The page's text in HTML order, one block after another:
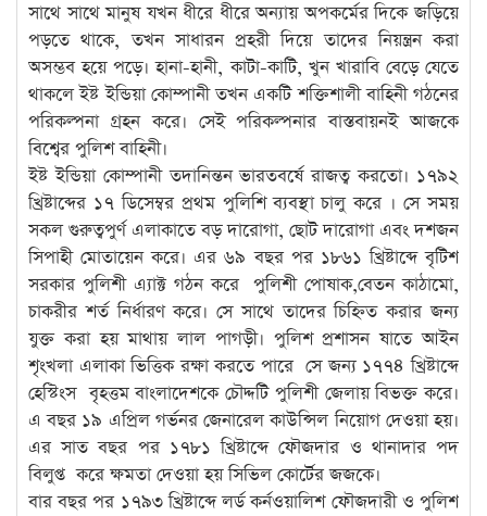
সাথে সাথে মানুষ যখন ধীরে ধীরে অন্যায় অপকর্মের দিকে জড়িয়ে
পড়তে থাকে, তখন সাধারন প্রহরী দিয়ে তাদের নিয়ন্ত্রন করা
অসম্ভব হয়ে পড়ে। হানা-হানী, কাটা-কাটি, খুন খারাবি বেড়ে যেতে
থাকলে ইষ্ট ইন্ডিয়া কোম্পানী তখন একটি শক্তিশালী বাহিনী গঠনের
পরিকল্পনা গ্রহন করে। সেই পরিকল্পনার বাস্তবায়নই আজকে
বিশ্বের পুলিশ বাহিনী।
ইষ্ট ইন্ডিয়া কোম্পানী তদানিন্তন ভারতবর্ষে রাজত্ব করতো। ১৭৯২
খ্রিষ্টাব্দের ১৭ ডিসেম্বর প্রথম পুলিশি ব্যবস্থা চালু করে । সে সময়
সকল গুরুত্বপুর্ণ এলাকাতে বড় দারোগা, ছোট দারোগা এবং দশজন
সিপাহী মোতায়েন করে। এর ৬৯ বছর পর ১৮৬১ খ্রিষ্টাব্দে বৃটিশ
সরকার পুলিশী এ্যাক্ট গঠন করে পুলিশী পোষাক,বেতন কাঠামো,
চাকরীর শর্ত নির্ধারণ করে। সে সাথে তাদের চিহ্নিত করার জন্য
যুক্ত করা হয় মাথায় লাল পাগড়ী। পুলিশ প্রশাসন ষাতে আইন
শৃংখলা এলাকা ভিত্তিক রক্ষা করতে পারে সে জন্য ১৭৭৪ খ্রিষ্টাব্দে
হেস্টিংস বৃহত্তম বাংলাদেশকে চৌদ্দটি পুলিশী জেলায় বিভক্ত করে।
এ বছর ১৯ এপ্রিল গর্ভনর জেনারেল কাউন্সিল নিয়োগ দেওয়া হয়।
এর সাত বছর পর ১৭৮১ খ্রিষ্টাব্দে ফৌজদার ও থানাদার পদ
বিলুপ্ত করে ক্ষমতা দেওয়া হয় সিভিল কোর্টের জজকে।
বার বছর পর ১৭৯৩ খ্রিষ্টাব্দে লর্ড কর্নওয়ালিশ ফৌজদারী ও পুলিশ